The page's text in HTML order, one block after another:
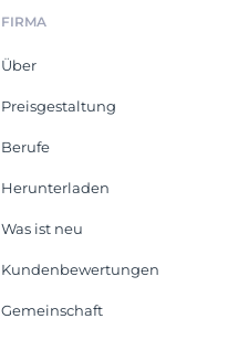
FIRMA
Über
Preisgestaltung
Berufe
Herunterladen
Was ist neu
Kundenbewertungen
Gemeinschaft